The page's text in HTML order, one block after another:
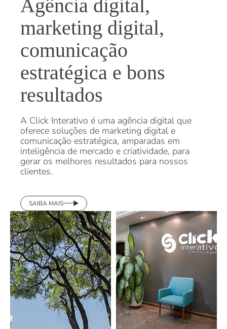
marketing digital,
comunicação
estratégica e bons
resultados
A Click Interativo é uma agência digital que
comunicação estratégica, amparadas em
inteligência de mercado e criatividade, para
gerar os melhores resultados para nossos
clientes.